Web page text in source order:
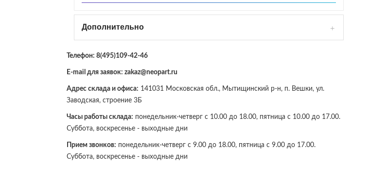
Дополнительно
Телефон: 8(495)109-42-46
E-mail для заявок: zakaz@neopart.ru
Адрес склада и офиса: 141031 Московская обл., Мытищинский р-н, п. Вешки, ул.
Заводская, строение 3Б
Часы работы склада: понедельник-четверг с 10.00 до 18.00, пятница с 10.00 до 17.00.
Суббота, воскресенье - выходные дни
Прием звонков: понедельник-четверг с 9.00 до 18.00, пятница с 9.00 до 17.00.
Суббота, воскресенье - выходные дни